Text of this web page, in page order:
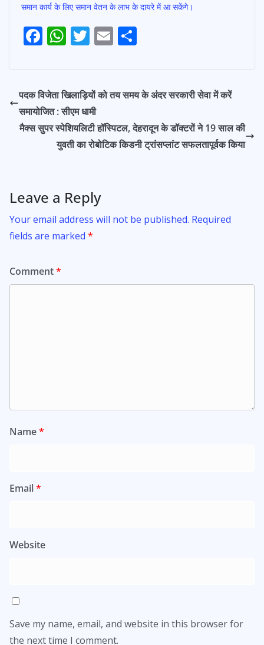
समान कार्य के लिए समान वेतन के लाभ के दायरे में आ सकेंगे।
Post
F
ac
b
o
o
W
h
s
A
p
p
T
w
er
E
m
l e
पदक विजेता खिलाड़ियों को तय समय के अंदर सरकारी सेवा में करें
समायोजित : सीएम धामी
मैक्स सुपर स्पेशियलिटी हॉस्पिटल, देहरादून के डॉक्टरों ने 19 साल की
युवती का रोबोटिक किडनी ट्रांसप्लांट सफलतापूर्वक किया
Leave a Reply
Your email address will not be published. Required
fields are marked *
Comment*
Name*
Email*
Website
Save my name, email, and website in this browser for
the next time I comment.